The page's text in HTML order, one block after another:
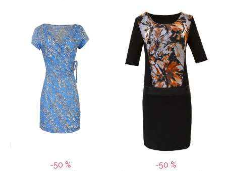
-50 % -50 %